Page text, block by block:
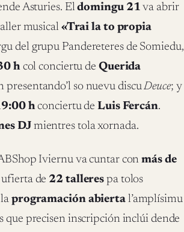
Asturies. Eldomingu 21 va abrir
musical «Trai la to propia
del grupu Pandereteres de Somiedu,
h col conciertu de Querida
presentando’l so nuevu discuDeuce; y
hconciertu deLuis Fercán.
DJ mientres tola xornada.
Iviernu va cuntar conmás de
de 22 tallerespa tolos
programación abiertal’amplísimu
que precisen inscripción inclúi dende